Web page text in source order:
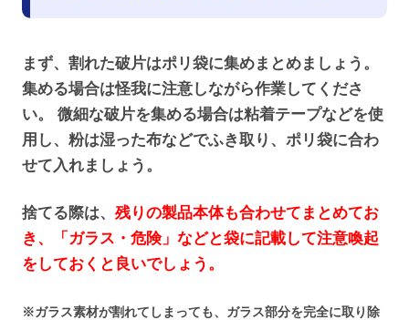
まず、割れた破片はポリ袋に集めまとめましょう。
集める場合は怪我に注意しながら作業してくださ
い。 微細な破片を集める場合は粘着テープなどを使
用し、粉は湿った布などでふき取り、ポリ袋に合わ
せて入れましょう。
捨てる際は、 残りの製品本体も合わせてまとめてお
き、「ガラス・危険」などと袋に記載して注意喚起
をしておくと良いでしょう。
※ガラス素材が割れてしまっても、ガラス部分を完全に取り除